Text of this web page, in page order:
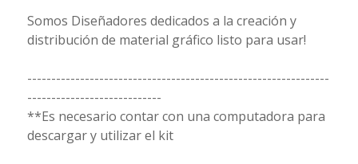
Somos Diseñadores dedicados a la creación y
distribución de material gráfico listo para usar!
---------------------------------------------------------------
----------------------------
**Es necesario contar con una computadora para
descargar y utilizar el kit